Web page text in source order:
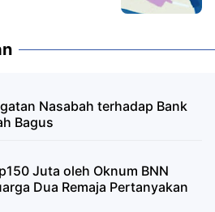
Nasabah terhadap Bank
Bagus
Juta oleh Oknum BNN
Dua Remaja Pertanyakan